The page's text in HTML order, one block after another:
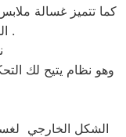
كما تتميز غسالة
الذاتي للحله بعد الغسيل .
وهو نظام يتيح لك
الشكل الخارجي